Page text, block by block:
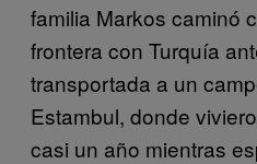
familia Markos caminó
frontera con Turquía
transportada a un
Estambul, donde
casi un año mientras